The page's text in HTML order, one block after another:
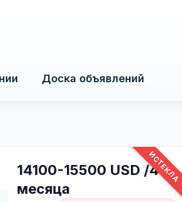
Доска объявлений
ИСТЕКЛА
14100-15500 USD /4
месяца